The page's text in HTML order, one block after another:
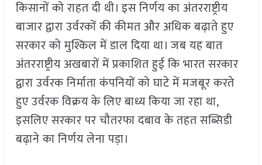
किसानों को राहत दी थी। इस निर्णय का अंतरराष्ट्रीय
बाजार द्वारा उर्वरकों की कीमत और अधिक बढ़ाते हुए
सरकार को मुश्किल में डाल दिया था। जब यह बात
अंतरराष्ट्रीय अखबारों में प्रकाशित हुई कि भारत सरकार
द्वारा उर्वरक निर्माता कंपनियों को घाटे में मजबूर करते
हुए उर्वरक विक्रय के लिए बाध्य किया जा रहा था,
इसलिए सरकार पर चौतरफा दबाव के तहत सब्सिडी
बढ़ाने का निर्णय लेना पड़ा।